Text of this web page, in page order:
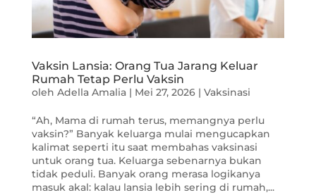
Vaksin Lansia: Orang Tua Jarang Keluar
Rumah Tetap Perlu Vaksin
oleh Adella Amalia| Mei 27, 2026| Vaksinasi
“Ah, Mama di rumah terus, memangnya perlu
vaksin?” Banyak keluarga mulai mengucapkan
kalimat seperti itu saat membahas vaksinasi
untuk orang tua. Keluarga sebenarnya bukan
tidak peduli. Banyak orang merasa logikanya
masuk akal: kalau lansia lebih sering di rumah,...